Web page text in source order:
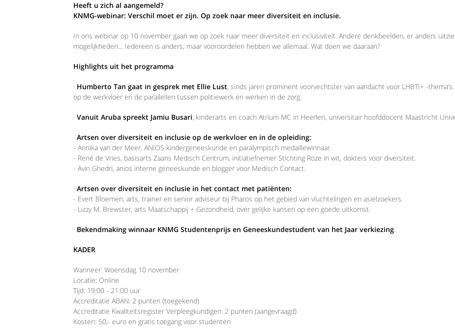
Heeft u zich al aangemeld?
KNMG-webinar: Verschil moet er zijn. Op zoek naar meer diversiteit en inclusie.
In ons webinar op 10 november gaan we op zoek naar meer diversiteit en inclusiviteit. Andere denkbeelden, er anders
mogelijkheden… Iedereen is anders, maar vooroordelen hebben we allemaal. Wat doen we daaraan?
Highlights uit het programma
· Humberto Tan gaat in gesprek met Ellie Lust, sinds jaren prominent voorvechtster van aandacht voor LHBTI+ -
op de werkvloer en de parallellen tussen politiewerk en werken in de zorg.
· Vanuit Aruba spreekt Jamiu Busari, kinderarts en coach Atrium MC in Heerlen, universitair hoofddocent Maastricht
· Artsen over diversiteit en inclusie op de werkvloer en in de opleiding:
- Annika van der Meer, ANIOS kindergeneeskunde en paralympisch medaillewinnaar.
- René de Vries, basisarts Zaans Medisch Centrum, initiatiefnemer Stichting Roze in wit, dokters voor diversiteit.
- Avin Ghedri, anios interne geneeskunde en blogger voor Medisch Contact.
· Artsen over diversiteit en inclusie in het contact met patiënten:
- Evert Bloemen, arts, trainer en senior adviseur bij Pharos op het gebied van vluchtelingen en asielzoekers.
- Lizzy M. Brewster, arts Maatschappij + Gezondheid, over gelijke kansen op een goede uitkomst.
· Bekendmaking winnaar KNMG Studentenprijs en Geneeskundestudent van het Jaar verkiezing.
KADER
Wanneer: Woensdag 10 november
Locatie: Online
Tijd: 19:00 - 21:00 uur
Accreditatie ABAN: 2 punten (toegekend)
Accreditatie Kwaliteitsregister Verpleegkundigen: 2 punten (aangevraagd)
Kosten: 50,- euro en gratis toegang voor studenten